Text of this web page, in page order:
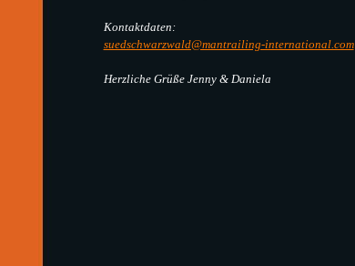
Kontaktdaten:
suedschwarzwald@mantrailing-international.com
Herzliche Grüße Jenny & Daniela